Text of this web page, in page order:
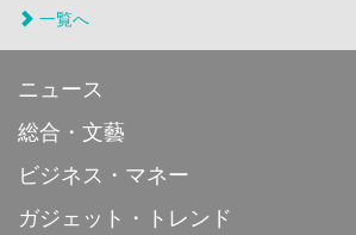
一覧へ
ニュース
総合・文藝
ビジネス・マネー
ガジェット・トレンド